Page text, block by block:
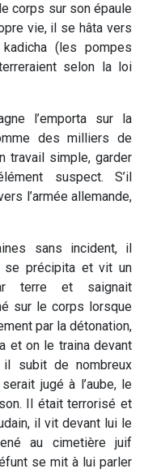
corps sur son épaule
vie, il se hâta vers
(les pompes
selon la loi
l’emporta sur la
des milliers de
travail simple, garder
suspect. S’il
l’armée allemande,
sans incident, il
se précipita et vit un
terre et saignait
sur le corps lorsque
par la détonation,
et on le traina devant
il subit de nombreux
jugé à l’aube, le
Il était terrorisé et
il vit devant lui le
au cimetière juif
se mit à lui parler